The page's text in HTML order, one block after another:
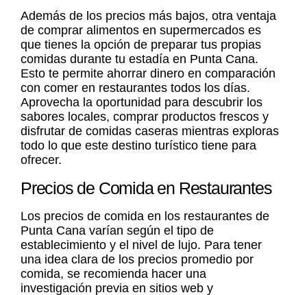
Además de los precios más bajos, otra ventaja
de comprar alimentos en supermercados es
que tienes la opción de preparar tus propias
comidas durante tu estadía en Punta Cana.
Esto te permite ahorrar dinero en comparación
con comer en restaurantes todos los días.
Aprovecha la oportunidad para descubrir los
sabores locales, comprar productos frescos y
disfrutar de comidas caseras mientras exploras
todo lo que este destino turístico tiene para
ofrecer.
Precios de Comida en Restaurantes
Los precios de comida en los restaurantes de
Punta Cana varían según el tipo de
establecimiento y el nivel de lujo. Para tener
una idea clara de los precios promedio por
comida, se recomienda hacer una
investigación previa en sitios web y